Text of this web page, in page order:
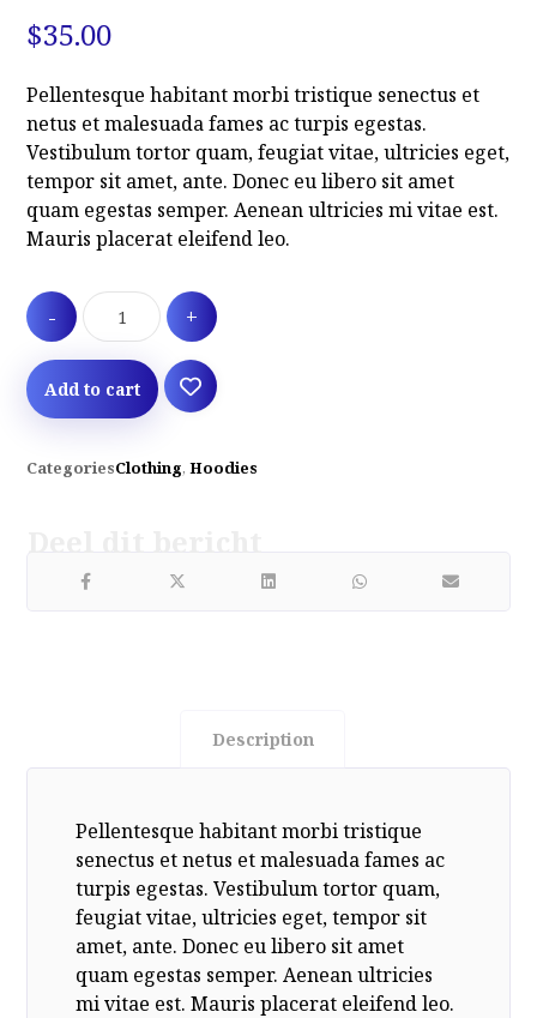
based on
customer
$35.00
Pellentesque habitant morbi tristique senectus et
netus et malesuada fames ac turpis egestas.
Vestibulum tortor quam, feugiat vitae, ultricies eget,
tempor sit amet, ante. Donec eu libero sit amet
quam egestas semper. Aenean ultricies mi vitae est.
Mauris placerat eleifend leo.
- +
Add to cart
CategoriesClothing,Hoodies
Description
Pellentesque habitant morbi tristique
senectus et netus et malesuada fames ac
turpis egestas. Vestibulum tortor quam,
feugiat vitae, ultricies eget, tempor sit
amet, ante. Donec eu libero sit amet
quam egestas semper. Aenean ultricies
mi vitae est. Mauris placerat eleifend leo.